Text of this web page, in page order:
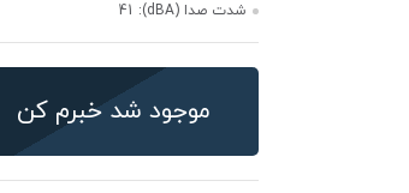
شدت صدا (dBA):
41
موجود شد خبرم کن